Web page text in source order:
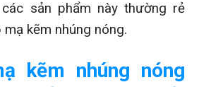
sản phẩm này thường rẻ
kẽm nhúng nóng.
kẽm nhúng nóng